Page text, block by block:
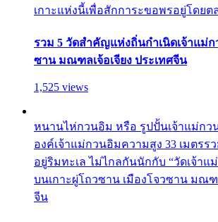
เกาะแห่งนี้เพื่อสักการะขอพรอยู่โดยต
รวม 5 วัดสำคัญแห่งถิ่นกำเนิดเจ้าแม่ก
ซาน มณฑลเจ้อเจียง ประเทศจีน
1,525 views
หนานไห่กวนอิม หรือ รูปปั้นเจ้าแม่กว
องค์เจ้าแม่กวนอิมความสูง 33 เมตรร
อยู่ริมทะเล ไม่ไกลกันนักกับ “วัดเจ้าแ
บนเกาะผู่โถวซาน เมืองโจวซาน มณฑ
จีน